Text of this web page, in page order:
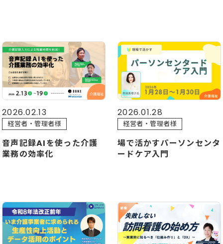
2026.02.13
経営者・管理者様
音声記録AIを使った介護
業務の効率化
2026.01.28
経営者・管理者様
場で活かすパーソンセンタ
ードケア入門